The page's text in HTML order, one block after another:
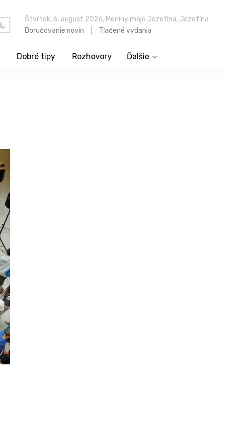
Štvrtok, 6. august 2026, Meniny majú Jozefína, Jozefína
Doručovanie novín
Tlačené vydania
Dobré tipy Rozhovory Ďalšie